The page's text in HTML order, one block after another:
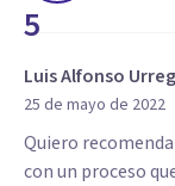
5
Luis Alfonso
25 de mayo de 2022
Quiero
con un proceso